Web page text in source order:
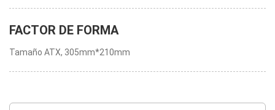
FACTOR DE FORMA
Tamaño ATX, 305mm*210mm